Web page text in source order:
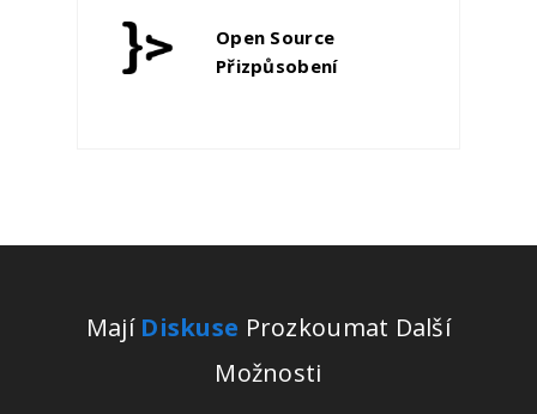
Open Source
Přizpůsobení
Mají Diskuse Prozkoumat Další
Možnosti